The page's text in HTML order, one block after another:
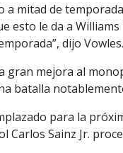
a mitad de
esto le da a
dijo Vowles.
gran mejora al
batalla
para la
Carlos Sainz Jr.